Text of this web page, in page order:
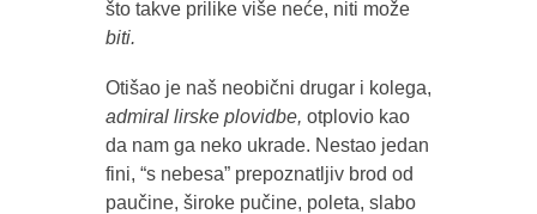
što takve prilike više neće, niti može
biti.
Otišao je naš neobični drugar i kolega,
admiral lirske plovidbe, otplovio kao
da nam ga neko ukrade. Nestao jedan
fini, “s nebesa” prepoznatljiv brod od
paučine, široke pučine, poleta, slabo